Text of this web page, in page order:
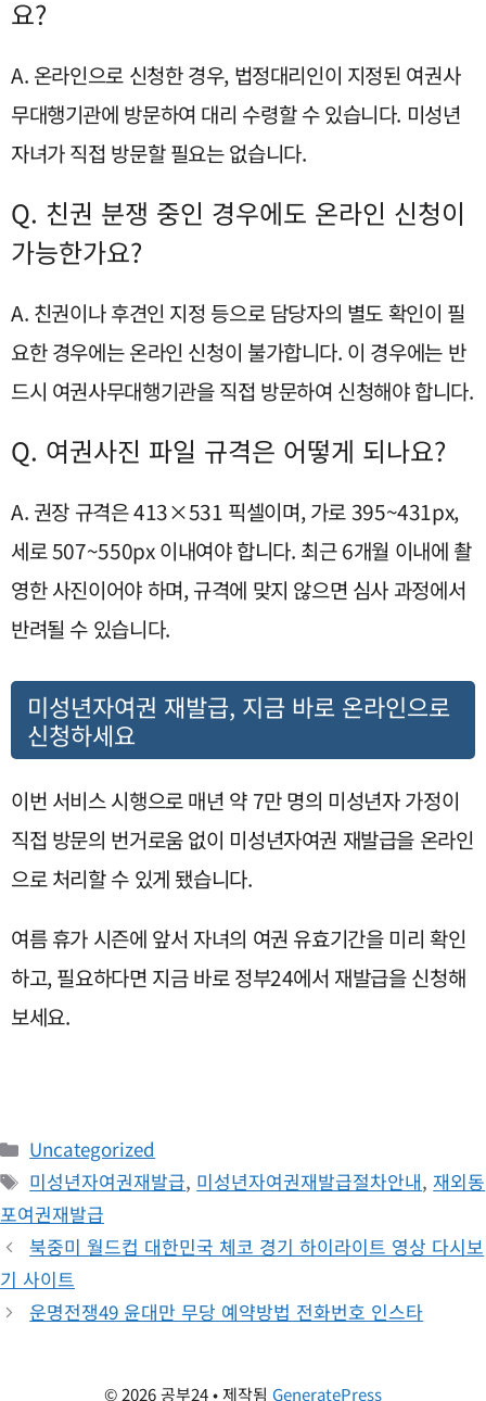
요?
A. 온라인으로 신청한 경우, 법정대리인이 지정된 여권사
무대행기관에 방문하여 대리 수령할 수 있습니다. 미성년
자녀가 직접 방문할 필요는 없습니다.
Q. 친권 분쟁 중인 경우에도 온라인 신청이
가능한가요?
A. 친권이나 후견인 지정 등으로 담당자의 별도 확인이 필
요한 경우에는 온라인 신청이 불가합니다. 이 경우에는 반
드시 여권사무대행기관을 직접 방문하여 신청해야 합니다.
Q. 여권사진 파일 규격은 어떻게 되나요?
A. 권장 규격은 413×531 픽셀이며, 가로 395~431px,
세로 507~550px 이내여야 합니다. 최근 6개월 이내에 촬
영한 사진이어야 하며, 규격에 맞지 않으면 심사 과정에서
반려될 수 있습니다.
미성년자여권 재발급, 지금 바로 온라인으로
신청하세요
이번 서비스 시행으로 매년 약 7만 명의 미성년자 가정이
직접 방문의 번거로움 없이 미성년자여권 재발급을 온라인
으로 처리할 수 있게 됐습니다.
여름 휴가 시즌에 앞서 자녀의 여권 유효기간을 미리 확인
하고, 필요하다면 지금 바로 정부24에서 재발급을 신청해
보세요.
카
테
고
리
Uncategorized
태
그
미성년자여권재발급, 미성년자여권재발급절차안내, 재외동
포여권재발급
북중미 월드컵 대한민국 체코 경기 하이라이트 영상 다시보
기 사이트
운명전쟁49 윤대만 무당 예약방법 전화번호 인스타
© 2026 공부24• 제작됨 GeneratePress